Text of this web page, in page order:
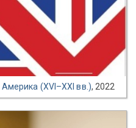
(XVI–XXI вв.), 2022